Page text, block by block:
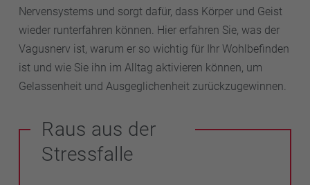
Nervensystems und sorgt dafür, dass Körper und Geist
wieder runterfahren können. Hier erfahren Sie, was der
Vagusnerv ist, warum er so wichtig für Ihr Wohlbefinden
ist und wie Sie ihn im Alltag aktivieren können, um
Gelassenheit und Ausgeglichenheit zurückzugewinnen.
Raus aus der
Stressfalle